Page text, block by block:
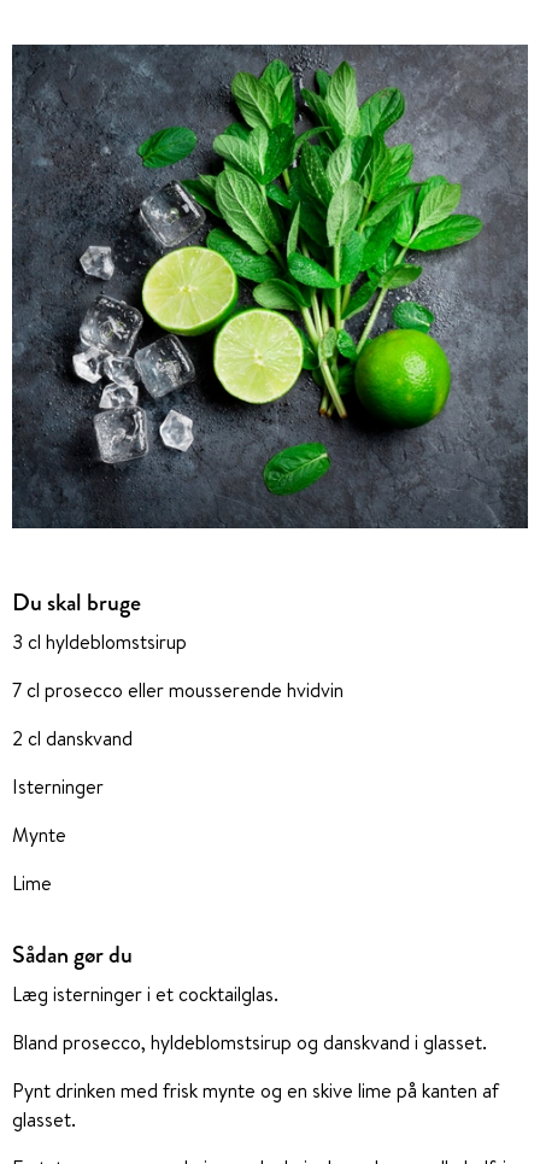
Du skal bruge
3 cl hyldeblomstsirup
7 cl prosecco eller mousserende hvidvin
2 cl danskvand
Isterninger
Mynte
Lime
Sådan gør du
Læg isterninger i et cocktailglas.
Bland prosecco, hyldeblomstsirup og danskvand i glasset.
Pynt drinken med frisk mynte og en skive lime på kanten af
glasset.